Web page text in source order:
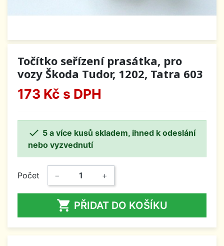
Točítko seřízení prasátka, pro
vozy Škoda Tudor, 1202, Tatra 603
173 Kč s DPH
 5 a více kusů skladem, ihned k odeslání
nebo vyzvednutí
Počet − +
 PŘIDAT DO KOŠÍKU